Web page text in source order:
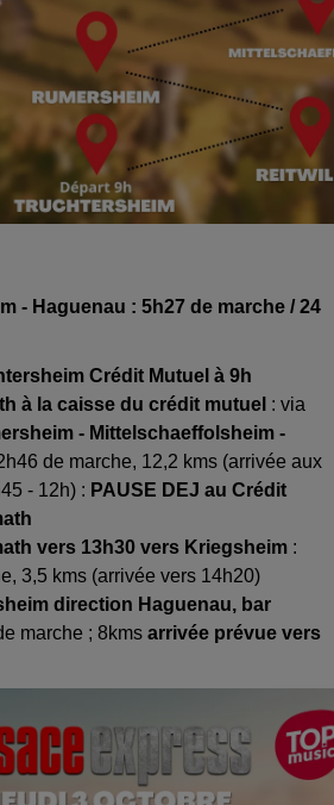
- Haguenau : 5h27 de marche / 24
Crédit Mutuel à 9h
à la caisse du crédit mutuel : via
- Mittelschaeffolsheim -
de marche, 12,2 kms (arrivée aux
- 12h) : PAUSE DEJ au Crédit
vers 13h30 vers Kriegsheim :
3,5 kms (arrivée vers 14h20)
direction Haguenau, bar
marche ; 8kms arrivée prévue vers